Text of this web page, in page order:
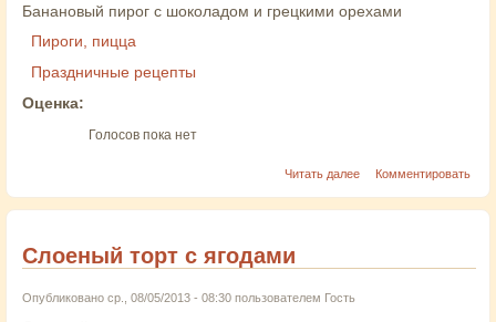
Банановый пирог с шоколадом и грецкими орехами
Пироги, пицца
Праздничные рецепты
Оценка:
Голосов пока нет
Читать далее Комментировать
Слоеный торт с ягодами
Опубликовано ср., 08/05/2013 - 08:30 пользователем Гость